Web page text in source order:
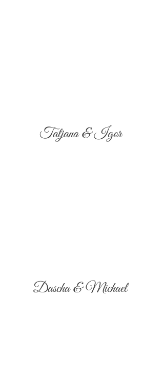
Tatjana & Igor
Dascha & Michael